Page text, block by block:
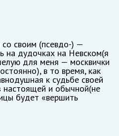
своим (псевдо-) —
на дудочках на Невском(я
для меня — москвички
в то время, как
к судьбе своей
и обычной(не
будет «вершить